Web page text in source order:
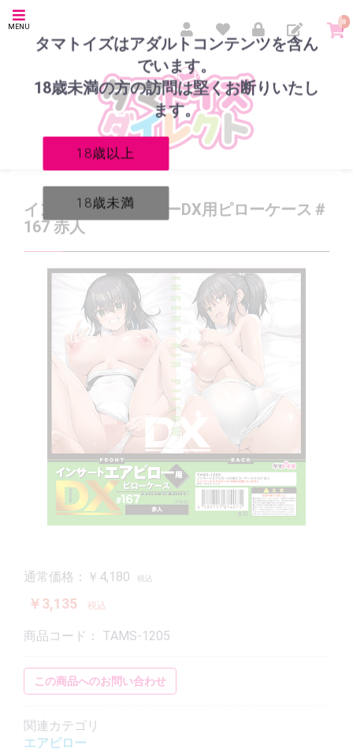
タマトイズはアダルトコンテンツを含ん
でいます。
18歳未満の方の訪問は堅くお断りいたし
ます。
18歳以上
18歳未満
MENU
0
インサートエアピローDX用ピローケース＃
167 赤人
通常価格：￥4,180 税込
￥3,135 税込
商品コード： TAMS-1205
この商品へのお問い合わせ
関連カテゴリ
エアピロー